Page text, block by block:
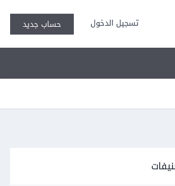
تسجيل الدخول حساب جديد